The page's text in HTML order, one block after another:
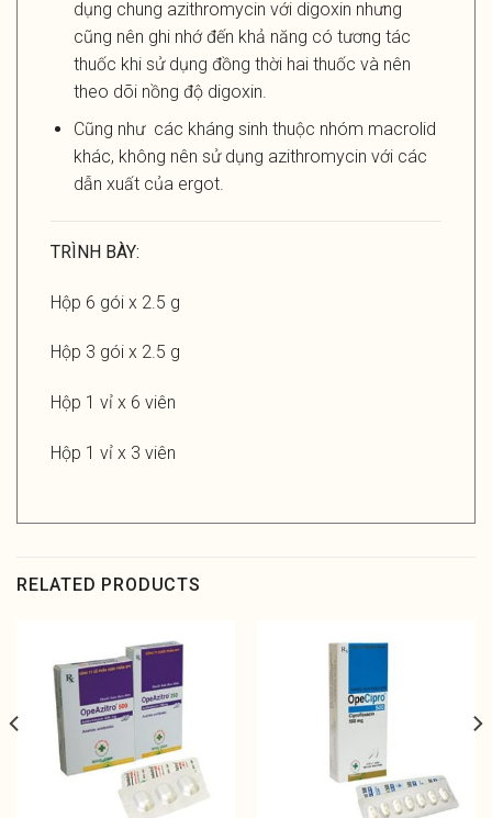
dụng chung azithromycin với digoxin nhưng
cũng nên ghi nhớ đến khả năng có tương tác
thuốc khi sử dụng đồng thời hai thuốc và nên
theo dõi nồng độ digoxin.
Cũng như các kháng sinh thuộc nhóm macrolid
khác, không nên sử dụng azithromycin với các
dẫn xuất của ergot.
TRÌNH BÀY:
Hộp 6 gói x 2.5 g
Hộp 3 gói x 2.5 g
Hộp 1 vỉ x 6 viên
Hộp 1 vỉ x 3 viên
RELATED PRODUCTS